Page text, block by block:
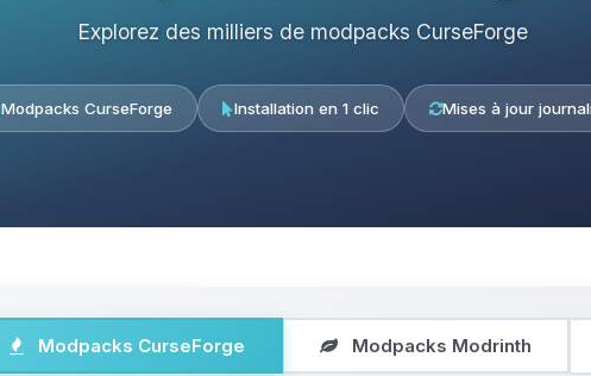
Explorez des milliers de modpacks CurseForge
Modpacks CurseForge Installation en 1 clic Mises à jour
Modpacks CurseForge Modpacks Modrinth